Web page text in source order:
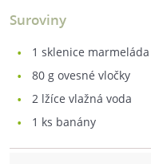
Suroviny
1 sklenice marmeláda
80 g ovesné vločky
2 lžíce vlažná voda
1 ks banány